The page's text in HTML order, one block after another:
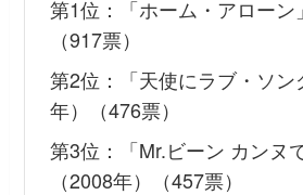
第1位：「ホーム・アローン
（917票）
第2位：「天使にラブ・ソ
年）（476票）
第3位：「Mr.ビーン カンヌ
（2008年）（457票）